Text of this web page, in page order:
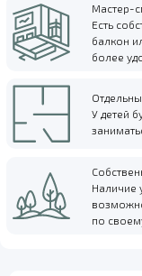
Мастер-
Есть
балкон
более
У детей
Наличие
по